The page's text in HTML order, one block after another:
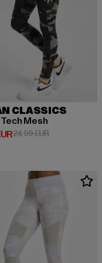
CLASSICS
Mesh
Preis: 16,99 EUR
24,99 EURAktionspreis: